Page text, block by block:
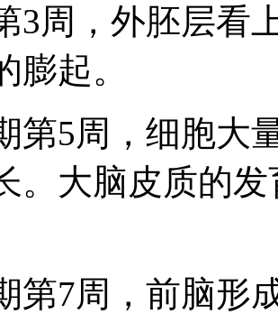
3周，外胚层看
膨起。
5周，细胞大量
。大脑皮质的
7周，前脑形成